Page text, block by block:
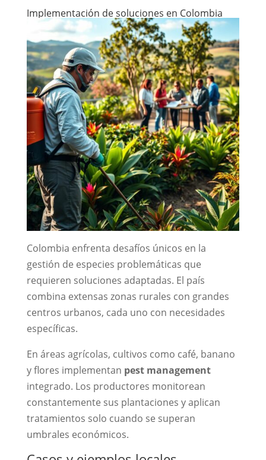
Implementación de soluciones en Colombia
Colombia enfrenta desafíos únicos en la
gestión de especies problemáticas que
requieren soluciones adaptadas. El país
combina extensas zonas rurales con grandes
centros urbanos, cada uno con necesidades
específicas.
En áreas agrícolas, cultivos como café, banano
y flores implementan pest management
integrado. Los productores monitorean
constantemente sus plantaciones y aplican
tratamientos solo cuando se superan
umbrales económicos.